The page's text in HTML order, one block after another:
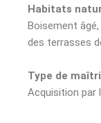
Habitats
Boisement
des terrasses
Type de
Acquisition par